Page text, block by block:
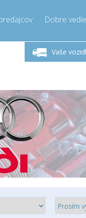
Dobre
Vaše
teraz!